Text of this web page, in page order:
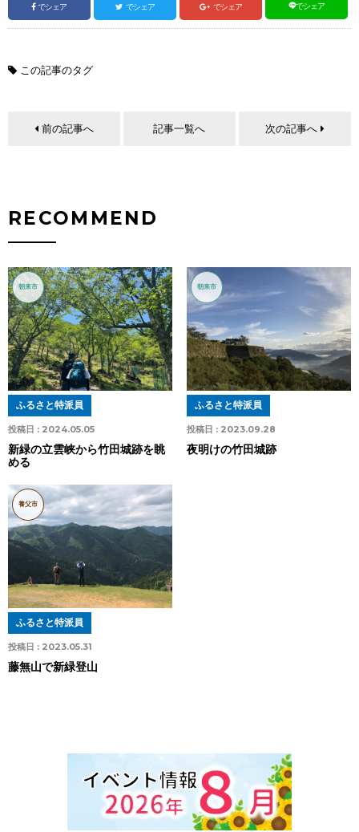
でシェア でシェア でシェア でシェア
この記事のタグ
前の記事へ 記事一覧へ 次の記事へ
RECOMMEND
朝来市
投稿日 : 2024.05.05
ふるさと特派員
新緑の立雲峡から竹田城跡を眺
める
朝来市
投稿日 : 2023.09.28
ふるさと特派員
夜明けの竹田城跡
養父市
投稿日 : 2023.05.31
ふるさと特派員
藤無山で新緑登山